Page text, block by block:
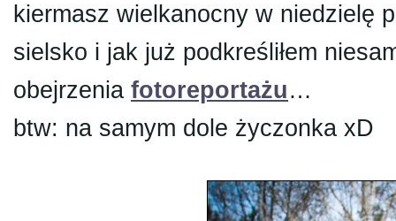
kiermasz wielkanocny w niedzielę
sielsko i jak już podkreśliłem
obejrzenia fotoreportażu…
btw: na samym dole życzonka xD